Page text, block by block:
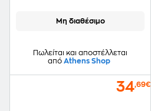
Μη διαθέσιμο
Πωλείται και αποστέλλεται
από Athens Shop
34,69€